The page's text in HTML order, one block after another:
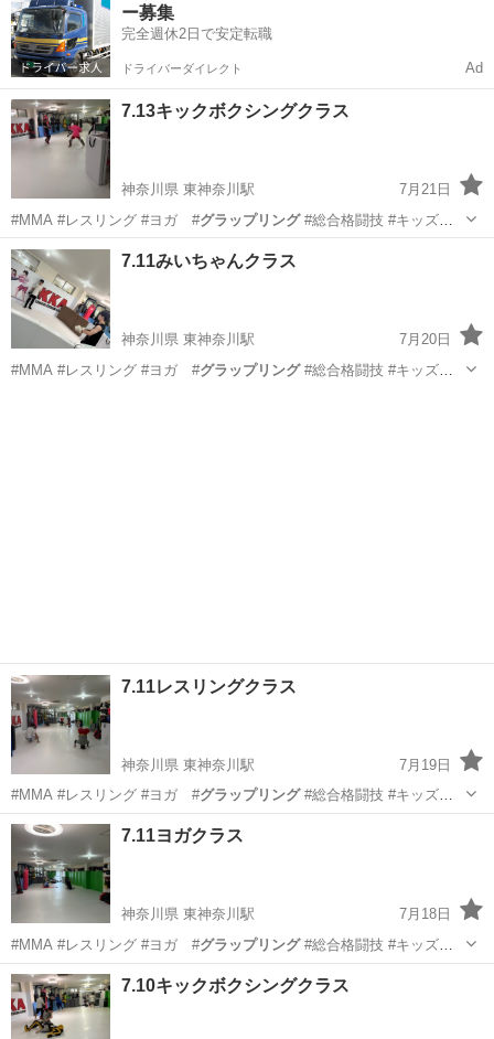
グラップリングー募集
完全週休2日で安定転職
ドライバーダイレクト Ad
7.13キックボクシングクラス
神奈川県 東神奈川駅
7月21日
#MMA #レスリング #ヨガ #グラップリング#総合格闘技 #キッズレ
スリン…
神奈川 横浜市 空手/他格闘技
キックボクシング
7.11みいちゃんクラス
神奈川県 東神奈川駅
7月20日
#MMA #レスリング #ヨガ #グラップリング#総合格闘技 #キッズレ
7.11レスリングクラス
神奈川県 東神奈川駅
7月19日
#MMA #レスリング #ヨガ #グラップリング#総合格闘技 #キッズレ
スリン…
神奈川 横浜市 東神奈川駅
7.11ヨガクラス
神奈川県 東神奈川駅
7月18日
#MMA #レスリング #ヨガ #グラップリング#総合格闘技 #キッズレ
スリン…
神奈川 横浜市 東神奈川駅
キッズキックボクシング
7.10キックボクシングクラス